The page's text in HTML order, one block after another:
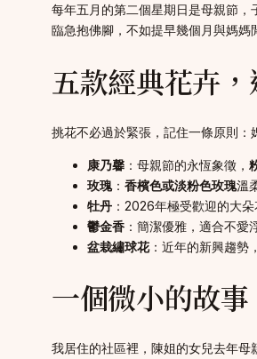
每年五月的第二個星期日是母親節，
臨急抱佛腳，不如提早幾個月與媽媽
五款經典花卉
挑花不必過於緊張，記住一條原則：
康乃馨 ：母親節的永恆象徵，
玫瑰： 香檳色或淡粉色玫瑰溫
牡丹 ：2026年極受歡迎的大
鬱金香 ：簡潔優雅，適合不
盆栽繡球花：近年的新興趨勢
一個微小的故
我居住的社區裡，陳姐的女兒去年母